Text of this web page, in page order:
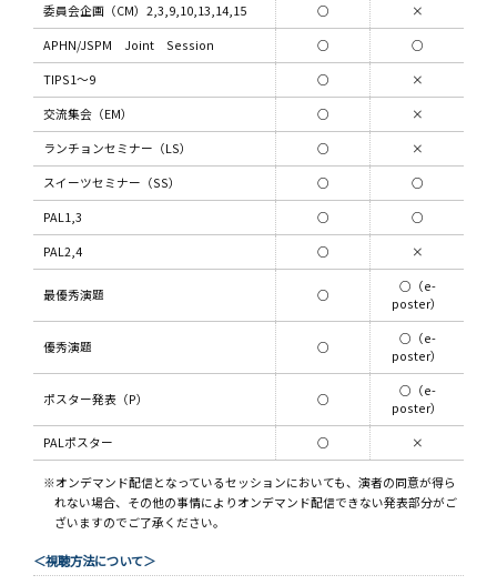
委員会企画（CM）2,3,9,10,13,14,15 ○ ×
APHN/JSPM Joint Session ○ ○
TIPS1～9 ○ ×
交流集会（EM） ○ ×
ランチョンセミナー（LS） ○ ×
スイーツセミナー（SS） ○ ○
PAL1,3 ○ ○
PAL2,4 ○ ×
最優秀演題 ○
○（e-
poster）
優秀演題 ○
○（e-
poster）
ポスター発表（P） ○
○（e-
poster）
PALポスター ○ ×
※オンデマンド配信となっているセッションにおいても、演者の同意が得ら
れない場合、その他の事情によりオンデマンド配信できない発表部分がご
ざいますのでご了承ください。
＜視聴方法について＞